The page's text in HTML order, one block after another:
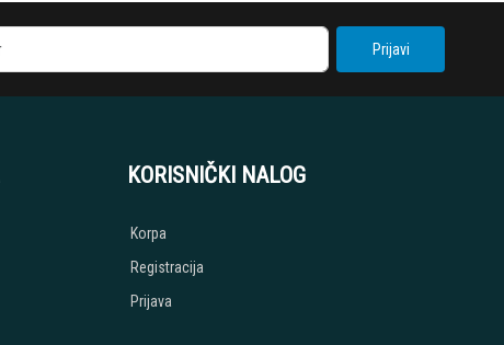
Prijavi
KORISNIČKI NALOG
Korpa
Registracija
Prijava